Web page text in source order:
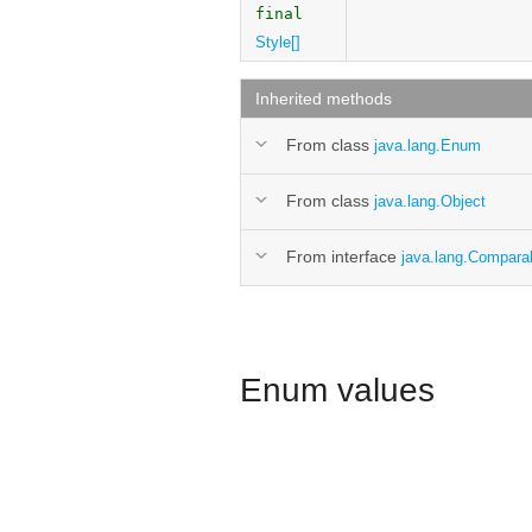
final
Style[]
Inherited methods
From class java.lang.Enum
From class java.lang.Object
From interface
Enum values